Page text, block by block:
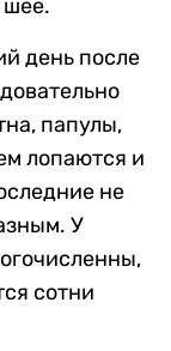
шее.
день после
папулы,
лопаются и
не
У
сотни